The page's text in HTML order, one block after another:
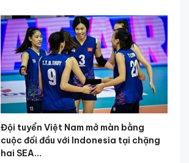
Đội tuyển Việt Nam mở màn bằng
cuộc đối đầu với Indonesia tại chặng
hai SEA...